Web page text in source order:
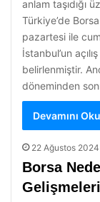
anlam taşıdığı
Türkiye’de
pazartesi ile
İstanbul’un
belirlenmiştir.
döneminden
Devamını Oku
22 Ağustos 2024
Borsa